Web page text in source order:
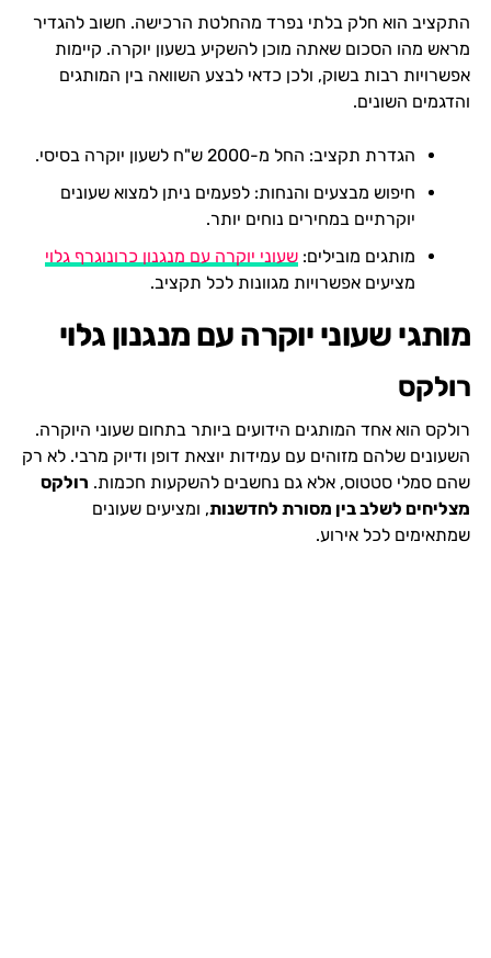
התקציב הוא חלק בלתי נפרד מהחלטת הרכישה. חשוב להגדיר
מראש מהו הסכום שאתה מוכן להשקיע בשעון יוקרה. קיימות
אפשרויות רבות בשוק, ולכן כדאי לבצע השוואה בין המותגים
והדגמים השונים.
הגדרת תקציב: החל מ-2000 ש"ח לשעון יוקרה בסיסי.
חיפוש מבצעים והנחות: לפעמים ניתן למצוא שעונים
יוקרתיים במחירים נוחים יותר.
מותגים מובילים: שעוני יוקרה עם מנגנון כרונוגרף גלוי
מציעים אפשרויות מגוונות לכל תקציב.
מותגי שעוני יוקרה עם מנגנון גלוי
רולקס
רולקס הוא אחד המותגים הידועים ביותר בתחום שעוני היוקרה.
השעונים שלהם מזוהים עם עמידות יוצאת דופן ודיוק מרבי. לא רק
שהם סמלי סטטוס, אלא גם נחשבים להשקעות חכמות. רולקס
מצליחים לשלב בין מסורת לחדשנות, ומציעים שעונים
שמתאימים לכל אירוע.